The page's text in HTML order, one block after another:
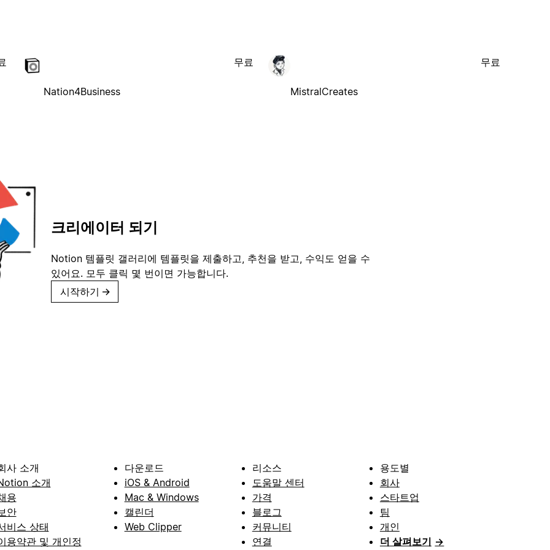
Nation4Business
무료
MistralCreates
무료
크리에이터 되기
Notion 템플릿 갤러리에 템플릿을 제출하고, 추천을 받고, 수익도 얻을 수
있어요. 모두 클릭 몇 번이면 가능합니다.
시작하기 →
사 소개
소개
용
안
비스 상태
용약관 및 개인정
다운로드
iOS & Android
Mac & Windows
캘린더
Web Clipper
리소스
도움말 센터
가격
블로그
커뮤니티
연결
용도별
회사
스타트업
팀
개인
더 살펴보기 →